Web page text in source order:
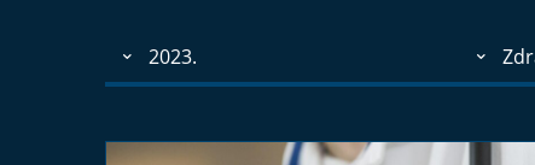
2023.